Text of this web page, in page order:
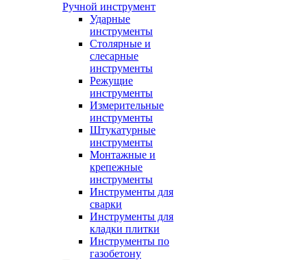
Ручной инструмент
Ударные
инструменты
Столярные и
слесарные
инструменты
Режущие
инструменты
Измерительные
инструменты
Штукатурные
инструменты
Монтажные и
крепежные
инструменты
Инструменты для
сварки
Инструменты для
кладки плитки
Инструменты по
газобетону